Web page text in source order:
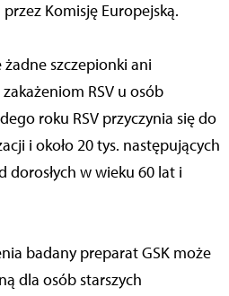
Komisję Europejską.
szczepionki ani
RSV u osób
roku RSV przyczynia się do
i około 20 tys. następujących
w wieku 60 lat i
badany preparat GSK może
dla osób starszych